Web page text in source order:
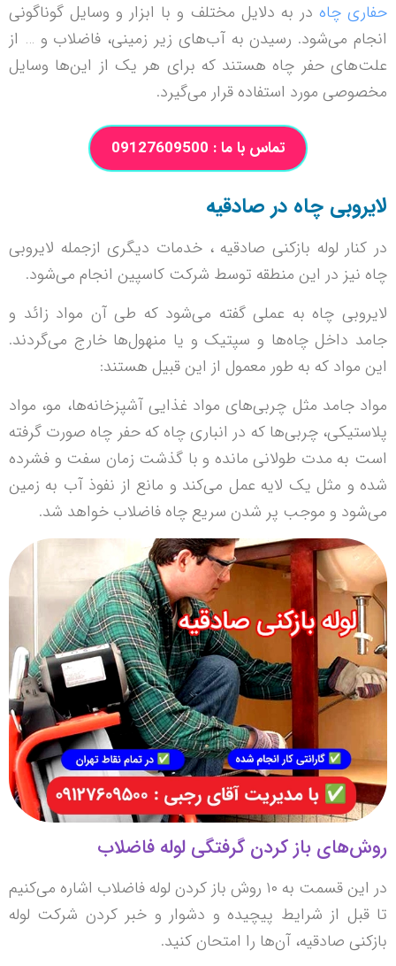
حفاری چاه در به دلایل مختلف و با ابزار و وسایل گوناگونی
انجام می‌شود. رسیدن به آب‌های زیر زمینی، فاضلاب و … از
علت‌های حفر چاه هستند که برای هر یک از این‌ها وسایل
مخصوصی مورد استفاده قرار می‌گیرد.
تماس با ما : 09127609500
لایروبی چاه در صادقیه
در کنار لوله بازکنی صادقیه ، خدمات دیگری ازجمله لایروبی
چاه نیز در این منطقه توسط شرکت کاسپین انجام می‌شود.
لایروبی چاه به عملی گفته می‌شود که طی آن مواد زائد و
جامد داخل چاه‌ها و سپتیک و یا منهول‌ها خارج می‌گردند.
این مواد که به طور معمول از این قبیل هستند:
مواد جامد مثل چربی‌های مواد غذایی آشپزخانه‌ها، مو، مواد
پلاستیکی، چربی‌ها که در انباری چاه که حفر چاه صورت گرفته
است به مدت طولانی مانده و با گذشت زمان سفت و فشرده
شده و مثل یک لایه عمل می‌کند و مانع از نفوذ آب به زمین
می‌شود و موجب پر شدن سریع چاه فاضلاب خواهد شد.
روش‌های باز کردن گرفتگی لوله فاضلاب
در این قسمت به ۱۰ روش باز کردن لوله فاضلاب اشاره می‌کنیم
تا قبل از شرایط پیچیده و دشوار و خبر کردن شرکت لوله
بازکنی صادقیه، آن‌ها را امتحان کنید.